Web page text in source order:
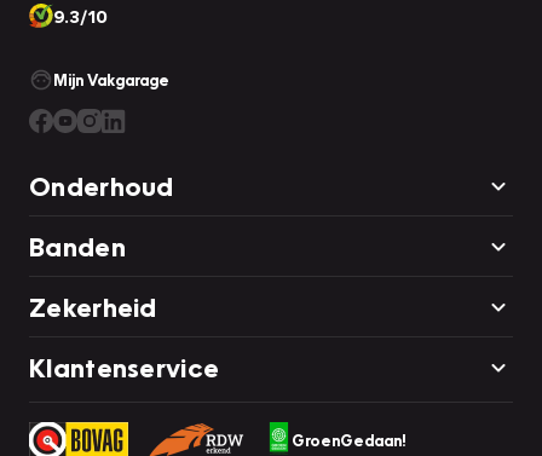
9.3/10
Mijn Vakgarage
Onderhoud
Banden
Zekerheid
Klantenservice
GroenGedaan!